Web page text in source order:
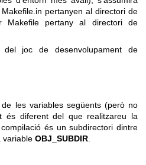
pertanyen al directori de
pertany al directori de
joc de desenvolupament de
les variables següents (però no
és diferent del que realitzareu la
és un subdirectori dintre
variable OBJ_SUBDIR